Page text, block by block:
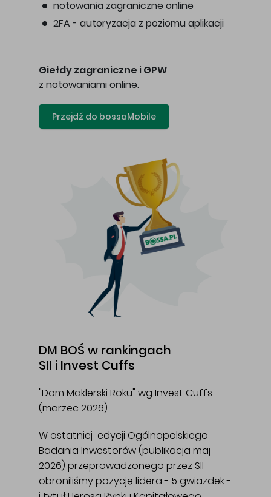
notowania zagraniczne online
2FA - autoryzacja z poziomu aplikacji
Giełdy zagraniczne i GPW
z notowaniami online.
Przejdź do bossaMobile
DM BOŚ w rankingach
SII i Invest Cuffs
"Dom Maklerski Roku" wg Invest Cuffs
(marzec 2026).
W ostatniej edycji Ogólnopolskiego
Badania Inwestorów (publikacja maj
2026) przeprowadzonego przez SII
obroniliśmy pozycję lidera - 5 gwiazdek -